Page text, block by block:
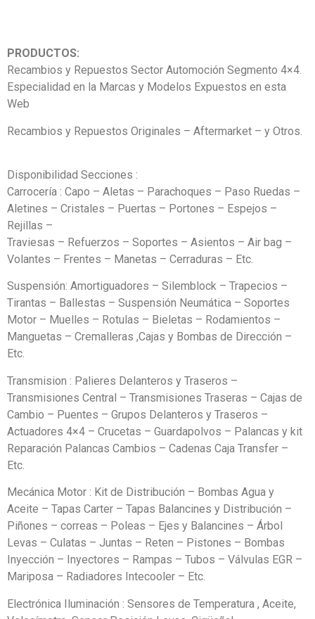
PRODUCTOS:
Recambios y Repuestos Sector Automoción Segmento 4×4.
Especialidad en la Marcas y Modelos Expuestos en esta
Web
Recambios y Repuestos Originales – Aftermarket – y Otros.
Disponibilidad Secciones :
Carrocería : Capo – Aletas – Parachoques – Paso Ruedas –
Aletines – Cristales – Puertas – Portones – Espejos –
Rejillas –
Traviesas – Refuerzos – Soportes – Asientos – Air bag –
Volantes – Frentes – Manetas – Cerraduras – Etc.
Suspensión: Amortiguadores – Silemblock – Trapecios –
Tirantas – Ballestas – Suspensión Neumática – Soportes
Motor – Muelles – Rotulas – Bieletas – Rodamientos –
Manguetas – Cremalleras ,Cajas y Bombas de Dirección –
Etc.
Transmision : Palieres Delanteros y Traseros –
Transmisiones Central – Transmisiones Traseras – Cajas de
Cambio – Puentes – Grupos Delanteros y Traseros –
Actuadores 4×4 – Crucetas – Guardapolvos – Palancas y kit
Reparación Palancas Cambios – Cadenas Caja Transfer –
Etc.
Mecánica Motor : Kit de Distribución – Bombas Agua y
Aceite – Tapas Carter – Tapas Balancines y Distribución –
Piñones – correas – Poleas – Ejes y Balancines – Árbol
Levas – Culatas – Juntas – Reten – Pistones – Bombas
Inyección – Inyectores – Rampas – Tubos – Válvulas EGR –
Mariposa – Radiadores Intecooler – Etc.
Electrónica Iluminación : Sensores de Temperatura , Aceite,